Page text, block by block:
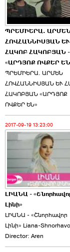
ՊՐԵՄԻԵՐԱ.
ՀՈՎՀԱՆՆԻՍՅԱՆ ԵՒ
ՀԱԿՈԲ ՀԱԿՈԲՅԱՆ -
«ԱՐԴՅՈՔ ՈՎՔԵՐ
ՊՐԵՄԻԵՐԱ. ԱՐՄԵՆ
ՀՈՎՀԱՆՆԻՍՅԱՆ ԵՒ
ՀԱԿՈԲՅԱՆ «ԱՐԴՅՈՔ
ՈՎՔԵՐ ԵՆ»
2017-09-19 13:23:00
ԼԻԱՆԱ -
Լինի»
ԼԻԱՆԱ - «Շնորհավոր
Լինի» Liana-
Director: Aren